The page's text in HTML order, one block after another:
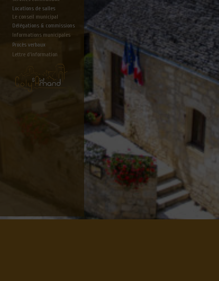
Locations de salles
Le conseil municipal
Délégations & commissions
Informations municipales
Lettre d'information
Procès verbaux